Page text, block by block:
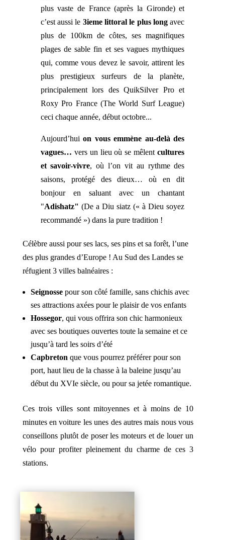
plus vaste de France (après la Gironde) et
c’est aussi le 3ieme littoral le plus long avec
plus de 100km de côtes, ses magnifiques
plages de sable fin et ses vagues mythiques
qui, comme vous devez le savoir, attirent les
plus prestigieux surfeurs de la planète,
principalement lors des QuikSilver Pro et
Roxy Pro France (The World Surf League)
ceci chaque année, début octobre...
Aujourd’huion vous emmène au-delà des
vagues… vers un lieu où se mêlentcultures
et savoir-vivre, où l’on vit au rythme des
saisons, protégé des dieux… où en dit
bonjour en saluant avec un chantant
"Adishatz" (De a Diu siatz (« à Dieu soyez
recommandé ») dans la pure tradition !
Célèbre aussi pour ses lacs, ses pins et sa forêt, l’une
des plus grandes d’Europe ! Au Sud des Landes se
réfugient 3 villes balnéaires :
Seignossepour son côté famille, sans chichis avec
ses attractions axées pour le plaisir de vos enfants
Hossegor, qui vous offrira son chic harmonieux
avec ses boutiques ouvertes toute la semaine et ce
jusqu’à tard les soirs d’été
Capbreton que vous pourrez préférer pour son
port, haut lieu de la chasse à la baleine jusqu’au
début du XVIe siècle, ou pour sa jetée romantique.
Ces trois villes sont mitoyennes et à moins de 10
minutes en voiture les unes des autres mais nous vous
conseillons plutôt de poser les moteurs et de louer un
vélo pour profiter pleinement du charme de ces 3
stations.